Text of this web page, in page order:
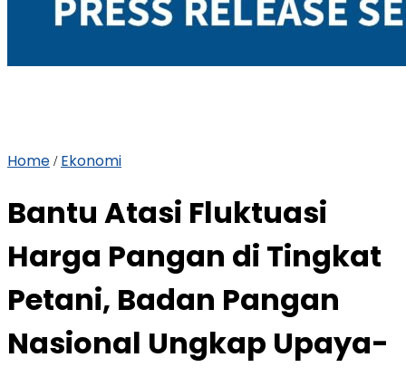
Home / Ekonomi
Bantu Atasi Fluktuasi
Harga Pangan di Tingkat
Petani, Badan Pangan
Nasional Ungkap Upaya-